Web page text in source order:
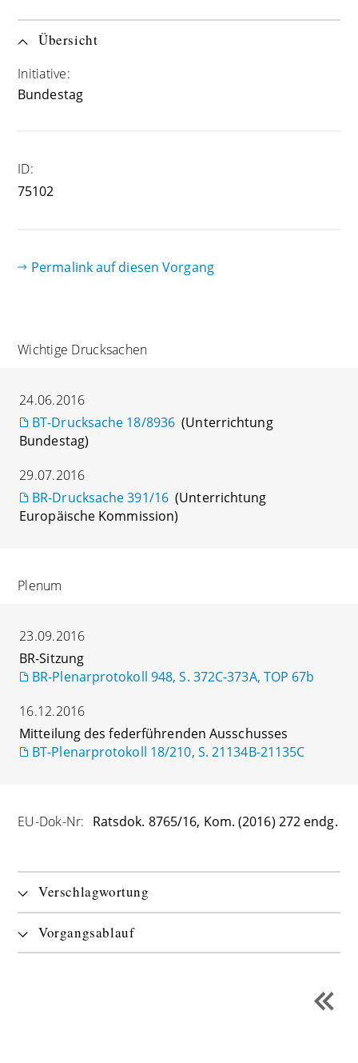
Übersicht
Initiative:
Bundestag
ID:
75102
Permalink auf diesen Vorgang
Wichtige Drucksachen
24.06.2016
BT-Drucksache 18/8936 (Unterrichtung
Bundestag)
29.07.2016
BR-Drucksache 391/16 (Unterrichtung
Europäische Kommission)
Plenum
23.09.2016
BR-Sitzung
BR-Plenarprotokoll 948, S. 372C-373A, TOP 67b
16.12.2016
Mitteilung des federführenden Ausschusses
BT-Plenarprotokoll 18/210, S. 21134B-21135C
EU-Dok-Nr: Ratsdok. 8765/16, Kom. (2016) 272 endg.
Verschlagwortung
Vorgangsablauf